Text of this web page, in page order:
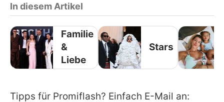
In diesem Artikel
Familie
&
Liebe
Stars
Tipps für Promiflash? Einfach E-Mail an: